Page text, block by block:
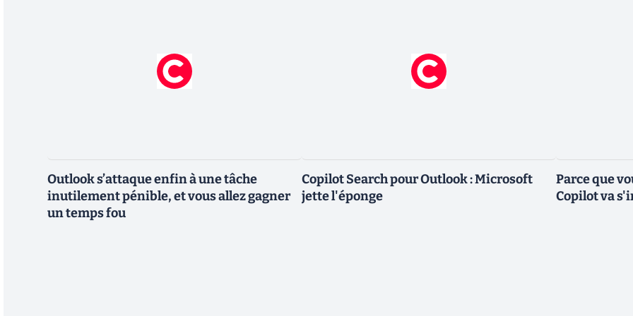
Outlook s’attaque enfin à une tâche
inutilement pénible, et vous allez gagner
un temps fou
Copilot Search pour Outlook : Microsoft
jette l'éponge
Parce que
Copilot va